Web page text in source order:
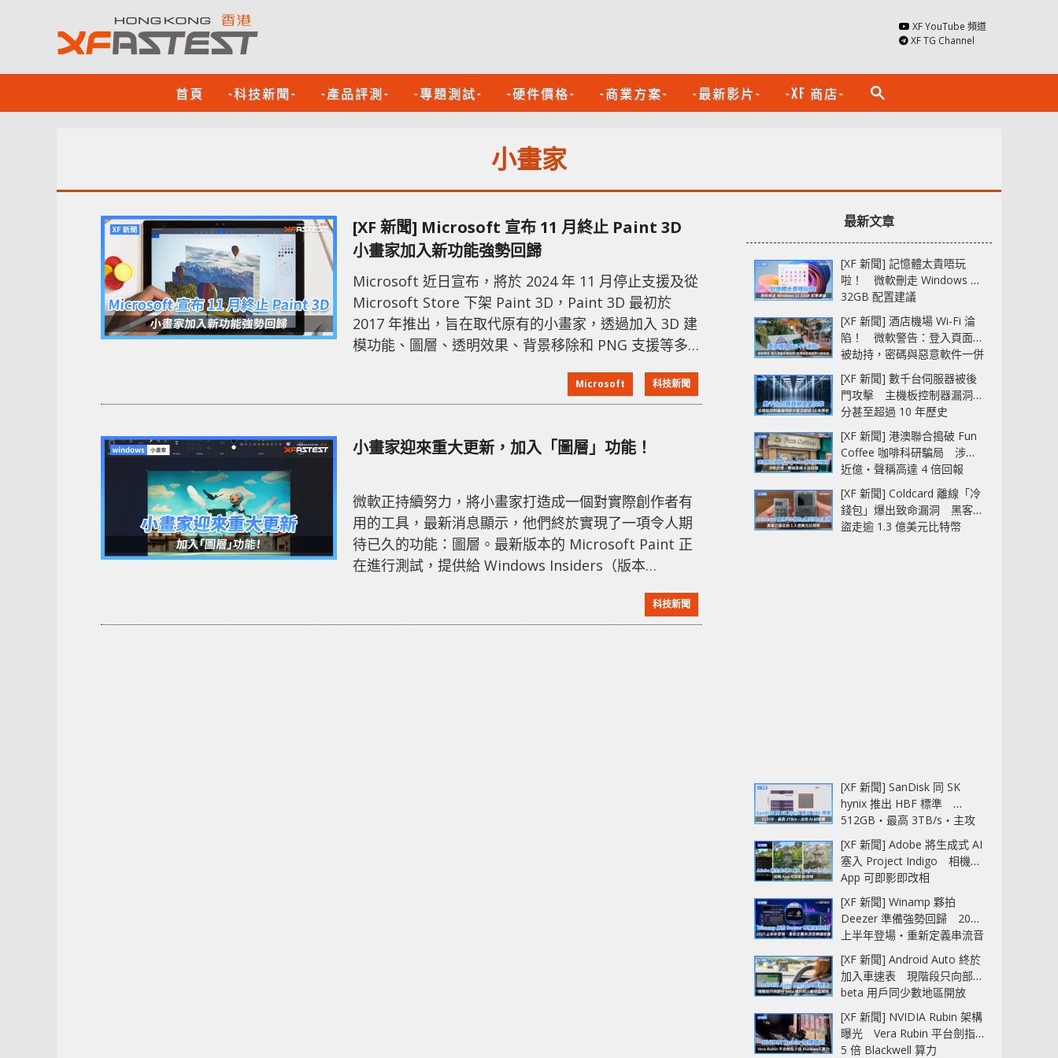
XF YouTube 頻道
XF TG Channel
首頁 -科技新聞- -產品評測- -專題測試- -硬件價格- -商業方案- -最新影片- -XF 商店- search
小畫家
[XF 新聞] Microsoft 宣布 11 月終止 Paint 3D
小畫家加入新功能強勢回歸
Microsoft 近日宣布，將於 2024 年 11 月停止支援及從
Microsoft Store 下架 Paint 3D，Paint 3D 最初於
2017 年推出，旨在取代原有的小畫家，透過加入 3D 建
模功能、圖層、透明效果、背景移除和 PNG 支援等多項
經典的小畫家時，許多用戶表示不滿，迫使 Microsoft
在 Windows 10 和 11 中恢復提供。 儘管 Paint 3D 功
Microsoft 科技新聞
小畫家迎來重大更新，加入「圖層」功能！
微軟正持續努力，將小畫家打造成一個對實際創作者有
用的工具，最新消息顯示，他們終於實現了一項令人期
待已久的功能：圖層。最新版本的 Microsoft Paint 正
在進行測試，提供給 Windows Insiders（版本
小畫家圖層功能｜資料來源：TheVerge 新版本的小畫
家允許用戶使用與圖層相關的核心功能，例如添加新圖
科技新聞
最新文章
[XF 新聞] 記憶體太貴唔玩
啦！ 微軟刪走 Windows 11
32GB 配置建議
[XF 新聞] 酒店機場 Wi-Fi 淪
陷！ 微軟警告：登入頁面可
被劫持，密碼與惡意軟件一併
中招
[XF 新聞] 數千台伺服器被後
門攻擊 主機板控制器漏洞部
分甚至超過 10 年歷史
[XF 新聞] 港澳聯合搗破 Fun
Coffee 咖啡科研騙局 涉款
近億‧聲稱高達 4 倍回報
[XF 新聞] Coldcard 離線「冷
錢包」爆出致命漏洞 黑客已
盜走逾 1.3 億美元比特幣
[XF 新聞] SanDisk 同 SK
hynix 推出 HBF 標準
512GB‧最高 3TB/s‧主攻
AI 記憶體
[XF 新聞] Adobe 將生成式 AI
塞入 Project Indigo 相機
App 可即影即改相
[XF 新聞] Winamp 夥拍
Deezer 準備強勢回歸 2027
上半年登場‧重新定義串流音
樂播放器
[XF 新聞] Android Auto 終於
加入車速表 現階段只向部分
beta 用戶同少數地區開放
[XF 新聞] NVIDIA Rubin 架構
曝光 Vera Rubin 平台劍指
5 倍 Blackwell 算力